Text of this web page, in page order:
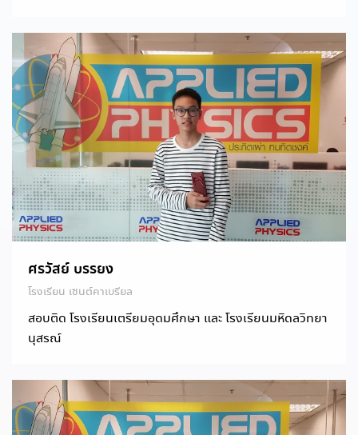
ศรวัสย์ บรรยง
โรงเรียน เซนต์คาเบรียล
สอบติด โรงเรียนเตรียมอุดมศึกษา และ โรงเรียนมหิดลวิทยา
นุสรณ์